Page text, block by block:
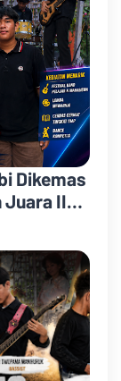
Dikemas
Juara II